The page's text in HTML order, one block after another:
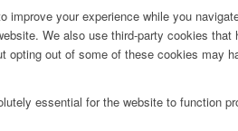
improve your experience while you
We also use third-party cookies
opting out of some of these cookies may
essential for the website to function